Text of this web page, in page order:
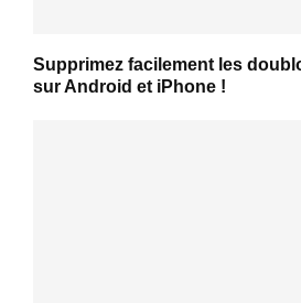
Supprimez facilement les
sur Android et iPhone !